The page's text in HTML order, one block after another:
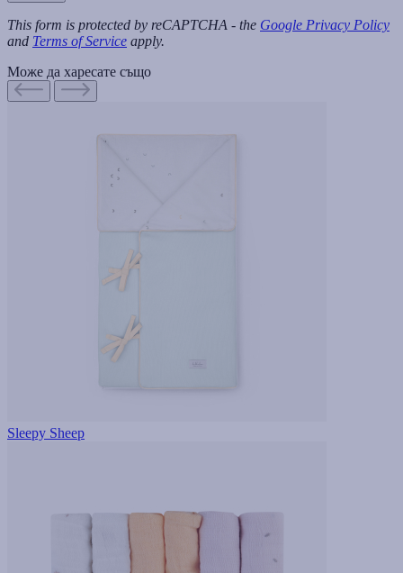
This form is protected by reCAPTCHA - the Google Privacy Policy
and Terms of Service apply.
Може да харесате също
Sleepy Sheep